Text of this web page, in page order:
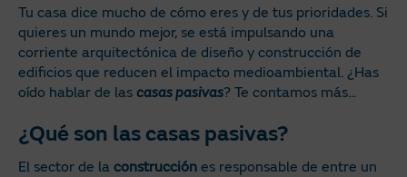
Tu casa dice mucho de cómo eres y de tus prioridades. Si
quieres un mundo mejor, se está impulsando una
corriente arquitectónica de diseño y construcción de
edificios que reducen el impacto medioambiental. ¿Has
oído hablar de las casas pasivas? Te contamos más...
¿Qué son las casas pasivas?
El sector de la construcción es responsable de entre un